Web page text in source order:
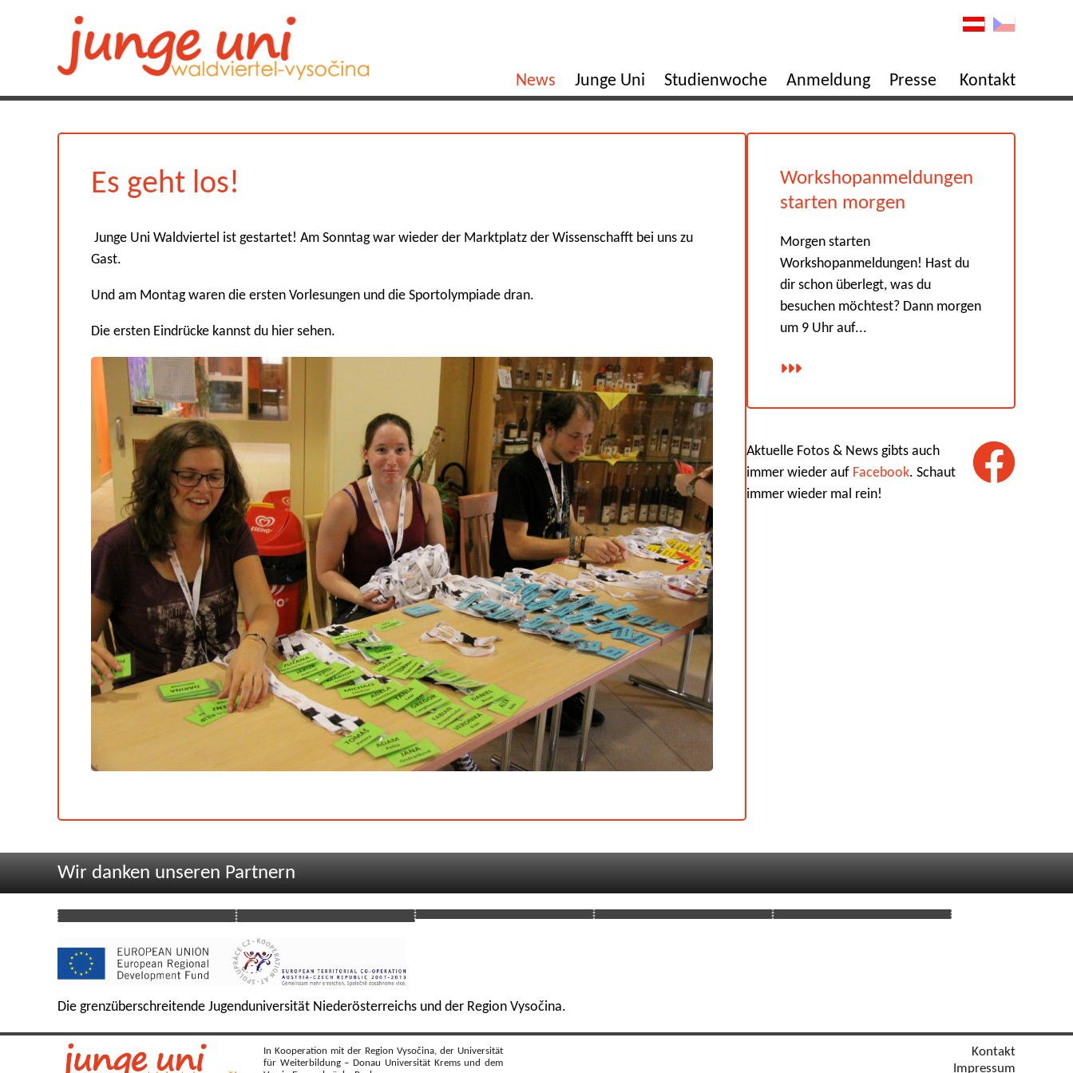
News Junge Uni Studienwoche Anmeldung Presse Kontakt
Es geht los!
Junge Uni Waldviertel ist gestartet! Am Sonntag war wieder der Marktplatz der Wissenschafft bei uns zu
Gast.
Und am Montag waren die ersten Vorlesungen und die Sportolympiade dran.
Die ersten Eindrücke kannst du hier sehen.
Workshopanmeldungen
starten morgen
Morgen starten
Workshopanmeldungen! Hast du
dir schon überlegt, was du
besuchen möchtest? Dann morgen
um 9 Uhr auf...
Aktuelle Fotos & News gibts auch
immer wieder auf Facebook. Schaut
immer wieder mal rein!
Wir danken unseren Partnern
Die grenzüberschreitende Jugenduniversität Niederösterreichs und der Region Vysočina.
In Kooperation mit der Region Vysočina, der Universität
für Weiterbildung – Donau Universität Krems und dem
Kontakt
Impressum